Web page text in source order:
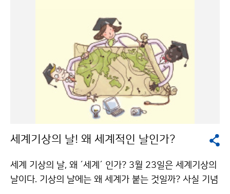
7:30) 기상청 1층 로비에서 일반인에게 공개하고 있다.
기상청 이(가) 창작한 현존유일 진품 측우기, 40년 만에
빛보다 저작물은 "공공누리" 출처표시-상업적이용금지
조건에 따라 이용 할 수 있습니다.
세계기상의 날! 왜 세계적인 날인가?
세계 기상의 날, 왜 ´세계´ 인가? 3월 23일은 세계기상의
날이다. 기상의 날에는 왜 세계가 붙는 것일까? 사실 기념